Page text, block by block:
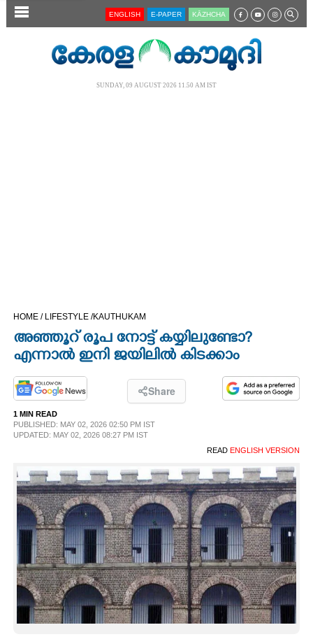
SECTIONS
OPINION
SPIRITUAL
INFO+
ART
ASTRO
ENGLISH E-PAPER KĀZHCHA
SUNDAY, 09 AUGUST 2026 11.50 AM IST
HOME / LIFESTYLE /KAUTHUKAM
അഞ്ഞൂറ് രൂപ നോട്ട് കയ്യിലുണ്ടോ?​
എന്നാൽ ഇനി ജയിലിൽ കിടക്കാം
Share
1 MIN READ
PUBLISHED: MAY 02, 2026 02:50 PM IST
UPDATED: MAY 02, 2026 08:27 PM IST
READ ENGLISH VERSION